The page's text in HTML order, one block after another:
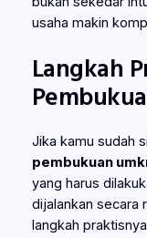
usaha makin
Langkah
Jika kamu sudah
pembukuan
yang harus
dijalankan secara
langkah